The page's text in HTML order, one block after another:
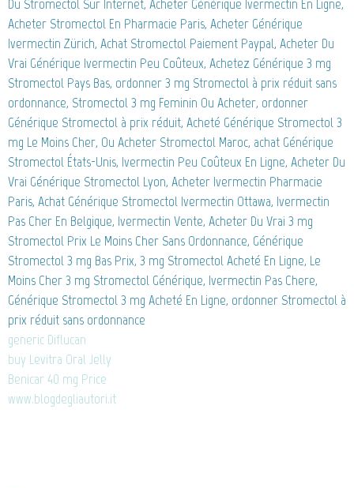
Du Stromectol Sur Internet, Acheter Générique Ivermectin En Ligne,
Acheter Stromectol En Pharmacie Paris, Acheter Générique
Ivermectin Zürich, Achat Stromectol Paiement Paypal, Acheter Du
Vrai Générique Ivermectin Peu Coûteux, Achetez Générique 3 mg
Stromectol Pays Bas, ordonner 3 mg Stromectol à prix réduit sans
ordonnance, Stromectol 3 mg Feminin Ou Acheter, ordonner
Générique Stromectol à prix réduit, Acheté Générique Stromectol 3
mg Le Moins Cher, Ou Acheter Stromectol Maroc, achat Générique
Stromectol États-Unis, Ivermectin Peu Coûteux En Ligne, Acheter Du
Vrai Générique Stromectol Lyon, Acheter Ivermectin Pharmacie
Paris, Achat Générique Stromectol Ivermectin Ottawa, Ivermectin
Pas Cher En Belgique, Ivermectin Vente, Acheter Du Vrai 3 mg
Stromectol Prix Le Moins Cher Sans Ordonnance, Générique
Stromectol 3 mg Bas Prix, 3 mg Stromectol Acheté En Ligne, Le
Moins Cher 3 mg Stromectol Générique, Ivermectin Pas Chere,
Générique Stromectol 3 mg Acheté En Ligne, ordonner Stromectol à
prix réduit sans ordonnance
generic Diflucan
buy Levitra Oral Jelly
Benicar 40 mg Price
www.blogdegliautori.it